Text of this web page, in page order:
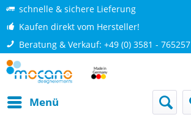
schnelle & sichere Lieferung
Kaufen direkt vom Hersteller!
Beratung & Verkauf: +49 (0) 3581 - 765257
Menü